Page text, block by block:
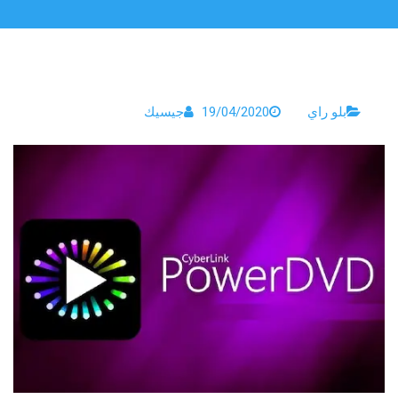
بلو راي 19/04/2020 جيسيك